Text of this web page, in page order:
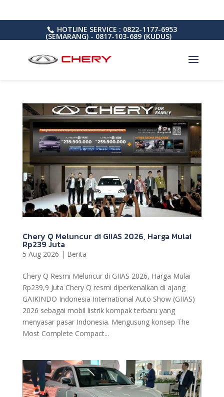
HOTLINE SERVICE : 0822-1177-6953
(SEMARANG) - 0817-103-689 (KUDUS)
Chery Q Meluncur di GIIAS 2026, Harga Mulai
Rp239 Juta
5 Aug 2026 | Berita
Chery Q Resmi Meluncur di GIIAS 2026, Harga Mulai
Rp239,9 Juta Chery Q resmi diperkenalkan di ajang
GAIKINDO Indonesia International Auto Show (GIIAS)
2026 sebagai mobil listrik kompak terbaru yang
menyasar pasar Indonesia. Mengusung konsep The
Most Complete Compact...